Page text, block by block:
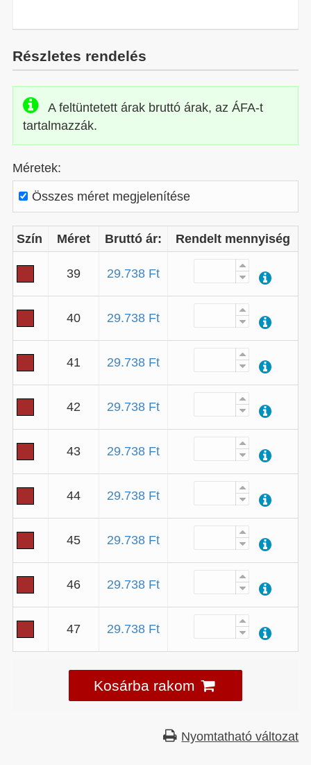
Részletes rendelés
A feltüntetett árak bruttó árak, az ÁFA-t
tartalmazzák.
Méretek:
Összes méret megjelenítése
Szín Méret Bruttó ár: Rendelt mennyiség
39 29.738 Ft
40 29.738 Ft
41 29.738 Ft
42 29.738 Ft
43 29.738 Ft
44 29.738 Ft
45 29.738 Ft
46 29.738 Ft
47 29.738 Ft
Kosárba rakom
Nyomtatható változat